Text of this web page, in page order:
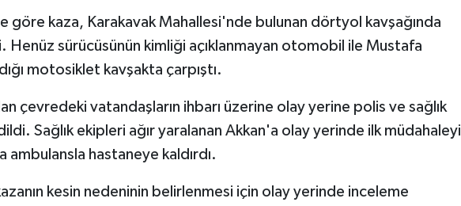
göre kaza, Karakavak Mahallesi'nde bulunan dörtyol kavşağında
Henüz sürücüsünün kimliği açıklanmayan otomobil ile Mustafa
motosiklet kavşakta çarpıştı.
çevredeki vatandaşların ihbarı üzerine olay yerine polis ve sağlık
Sağlık ekipleri ağır yaralanan Akkan'a olay yerinde ilk müdahaleyi
ambulansla hastaneye kaldırdı.
kesin nedeninin belirlenmesi için olay yerinde inceleme